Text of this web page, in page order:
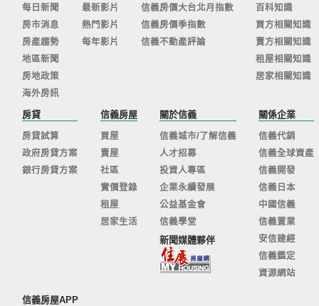
每日新聞
房市消息
房產趨勢
地區新聞
房地政策
海外房訊
最新影片
熱門影片
每年影片
信義房價大台北月指數
信義房價季指數
信義不動產評論
百科知識
買方相關知識
賣方相關知識
租屋相關知識
居家相關知識
房貸
房貸試算
政府房貸方案
銀行房貸方案
信義房屋
買屋
賣屋
社區
實價登錄
租屋
居家生活
關於信義
信義城市/了解信義
人才招募
投資人專區
企業永續發展
公益基金會
信義學堂
新聞媒體夥伴
關係企業
信義代銷
信義全球資產
信義開發
信義日本
中國信義
信義置業
安信建經
信義鑑定
資源網站
信義房屋APP